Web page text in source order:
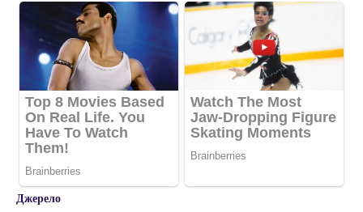
Джерело